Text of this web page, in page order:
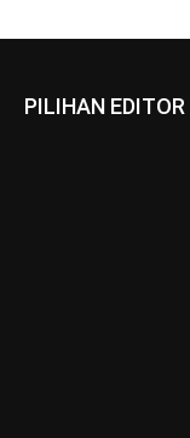
PILIHAN EDITOR